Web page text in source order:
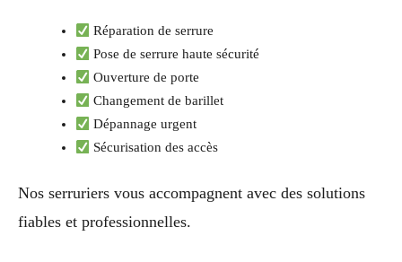
Réparation de serrure
Pose de serrure haute sécurité
Ouverture de porte
Changement de barillet
Dépannage urgent
Sécurisation des accès
Nos serruriers vous accompagnent avec des solutions
fiables et professionnelles.